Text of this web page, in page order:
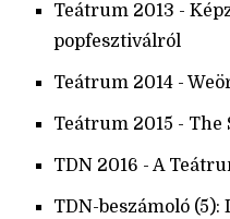
Teátrum 2013 -
popfesztiválról
Teátrum 2014 -
Teátrum 2015 - The
TDN 2016 - A
TDN-beszámoló